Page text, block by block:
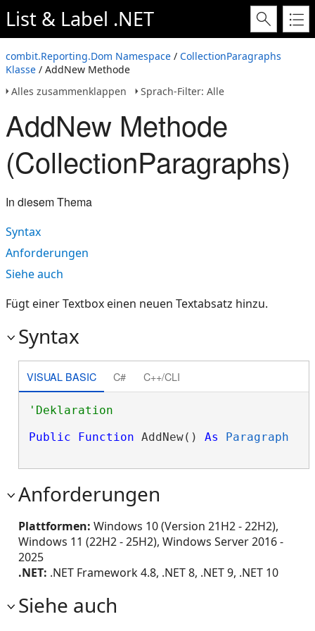
List & Label .NET
combit.Reporting.Dom Namespace / CollectionParagraphs
Klasse / AddNew Methode
Alles zusammenklappen
Sprach-Filter: Alle
AddNew Methode
(CollectionParagraphs)
In diesem Thema
Syntax
Anforderungen
Siehe auch
Fügt einer Textbox einen neuen Textabsatz hinzu.
Syntax
VISUAL BASIC C# C++/CLI
Public
Function AddNew() As Paragraph
Anforderungen
Plattformen: Windows 10 (Version 21H2 - 22H2),
Windows 11 (22H2 - 25H2), Windows Server 2016 -
2025
.NET: .NET Framework 4.8, .NET 8, .NET 9, .NET 10
Siehe auch